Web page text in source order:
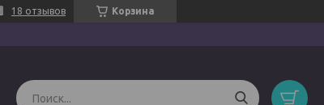
Корзина
18 отзывов